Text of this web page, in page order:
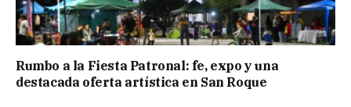
Rumbo a la Fiesta Patronal: fe, expo y una
destacada oferta artística en San Roque